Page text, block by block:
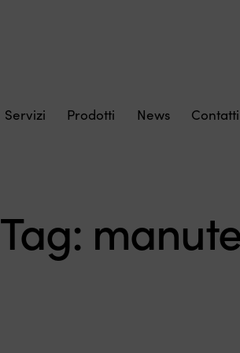
Servizi Prodotti News Contatti
Tag: